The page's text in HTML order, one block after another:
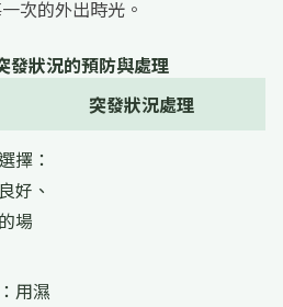
次的外出時光。
發狀況的預防與處理
突發狀況處理
擇：
好、
場
用濕